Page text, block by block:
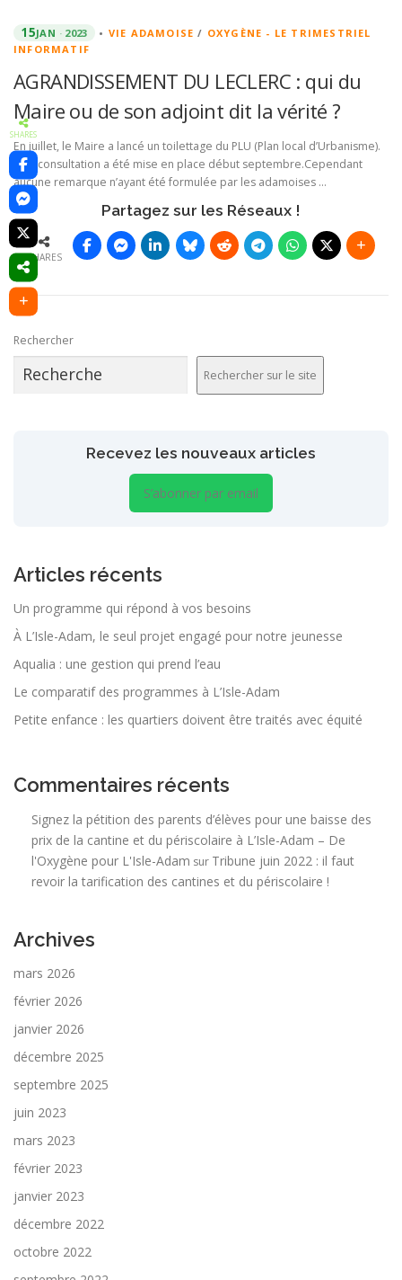
15JAN 2023 • VIE ADAMOISE / OXYGÈNE - LE TRIMESTRIEL
INFORMATIF
AGRANDISSEMENT DU LECLERC : qui du
Maire ou de son adjoint dit la vérité ?
En juillet, le Maire a lancé un toilettage du PLU (Plan local d’Urbanisme).
Une consultation a été mise en place début septembre.Cependant
aucune remarque n’ayant été formulée par les adamoises …
Partagez sur les Réseaux !
SHARES
Rechercher
Rechercher sur le site
Recevez les nouveaux articles
S’abonner par email
Articles récents
Un programme qui répond à vos besoins
À L’Isle-Adam, le seul projet engagé pour notre jeunesse
Aqualia : une gestion qui prend l’eau
Le comparatif des programmes à L’Isle-Adam
Petite enfance : les quartiers doivent être traités avec équité
Commentaires récents
Signez la pétition des parents d’élèves pour une baisse des
prix de la cantine et du périscolaire à L’Isle-Adam – De
l'Oxygène pour L'Isle-Adam sur Tribune juin 2022 : il faut
revoir la tarification des cantines et du périscolaire !
Archives
mars 2026
février 2026
janvier 2026
décembre 2025
septembre 2025
juin 2023
mars 2023
février 2023
janvier 2023
décembre 2022
octobre 2022
SHARES